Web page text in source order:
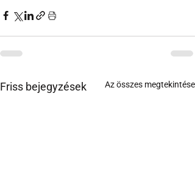
Friss bejegyzések Az összes megtekintése